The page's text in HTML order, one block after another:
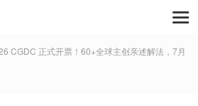
CGDC 正式开票！60+全球主创亲述解法，7月